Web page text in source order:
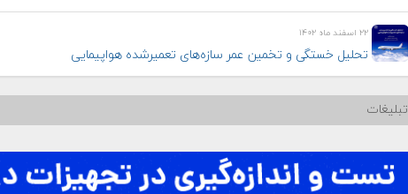
۲۲ اسفند ماه ۱۴۰۲
تحلیل خستگی و تخمین عمر سازه‌های تعمیرشده هواپیمایی
تبلیغات